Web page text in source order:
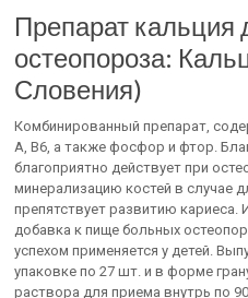
Препарат кальция
остеопороза:
Словения)
Комбинированный препарат,
А, В6, а также фосфор и фтор.
благоприятно действует при
минерализацию костей в случае
препятствует развитию кариеса.
добавка к пище больных
успехом применяется у детей.
упаковке по 27 шт. и в форме
раствора для приема внутрь по